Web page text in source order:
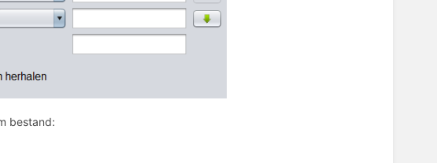
bestand: